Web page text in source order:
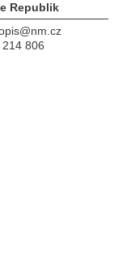
Republik
806